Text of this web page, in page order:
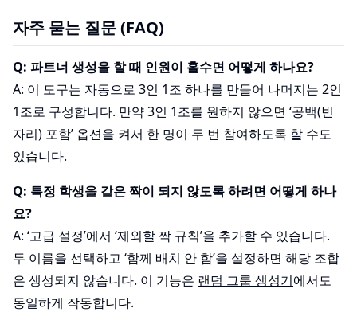
자주 묻는 질문 (FAQ)
Q: 파트너 생성을 할 때 인원이 홀수면 어떻게 하나요?
A: 이 도구는 자동으로 3인 1조 하나를 만들어 나머지는 2인
1조로 구성합니다. 만약 3인 1조를 원하지 않으면 ‘공백(빈
자리) 포함’ 옵션을 켜서 한 명이 두 번 참여하도록 할 수도
있습니다.
Q: 특정 학생을 같은 짝이 되지 않도록 하려면 어떻게 하나
요?
A: ‘고급 설정’에서 ‘제외할 짝 규칙’을 추가할 수 있습니다.
두 이름을 선택하고 ‘함께 배치 안 함’을 설정하면 해당 조합
은 생성되지 않습니다. 이 기능은 랜덤 그룹 생성기에서도
동일하게 작동합니다.